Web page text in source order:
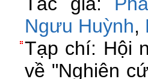
Ngưu Huỳnh,
Tạp chí: Hội
về "Nghiên